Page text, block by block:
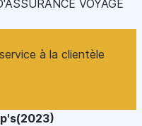
VOYAGE
à la clientèle